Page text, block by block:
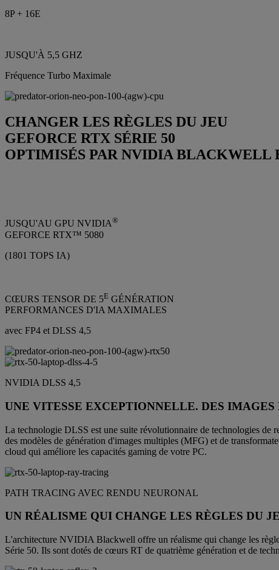
8P + 16E
JUSQU'À 5,5 GHZ
Fréquence Turbo Maximale
CHANGER LES RÈGLES DU JEU
GEFORCE RTX SÉRIE 50
OPTIMISÉS PAR NVIDIA BLACKWELL
JUSQU'AU GPU NVIDIA®
GEFORCE RTX™ 5080
(1801 TOPS IA)
CŒURS TENSOR DE 5E GÉNÉRATION
PERFORMANCES D'IA MAXIMALES
avec FP4 et DLSS 4,5
NVIDIA DLSS 4,5
UNE VITESSE EXCEPTIONNELLE. DES
La technologie DLSS est une suite révolutionnaire de technologies
des modèles de génération d'images multiples (MFG) et de
cloud qui améliore les capacités gaming de votre PC.
PATH TRACING AVEC RENDU NEURONAL
UN RÉALISME QUI CHANGE LES RÈGLES DU
L'architecture NVIDIA Blackwell offre un réalisme qui change les
Série 50. Ils sont dotés de cœurs RT de quatrième génération et de